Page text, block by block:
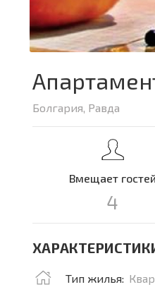
Болгария, Равда
Вмещает гостей
4
Тип жилья: